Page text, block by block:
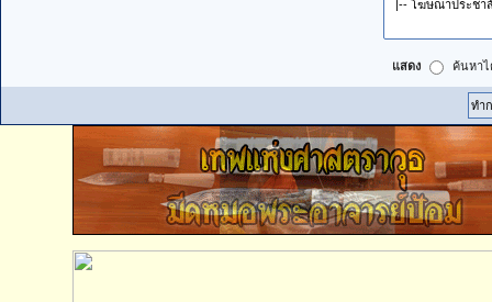
แสดง ค้นหาไ